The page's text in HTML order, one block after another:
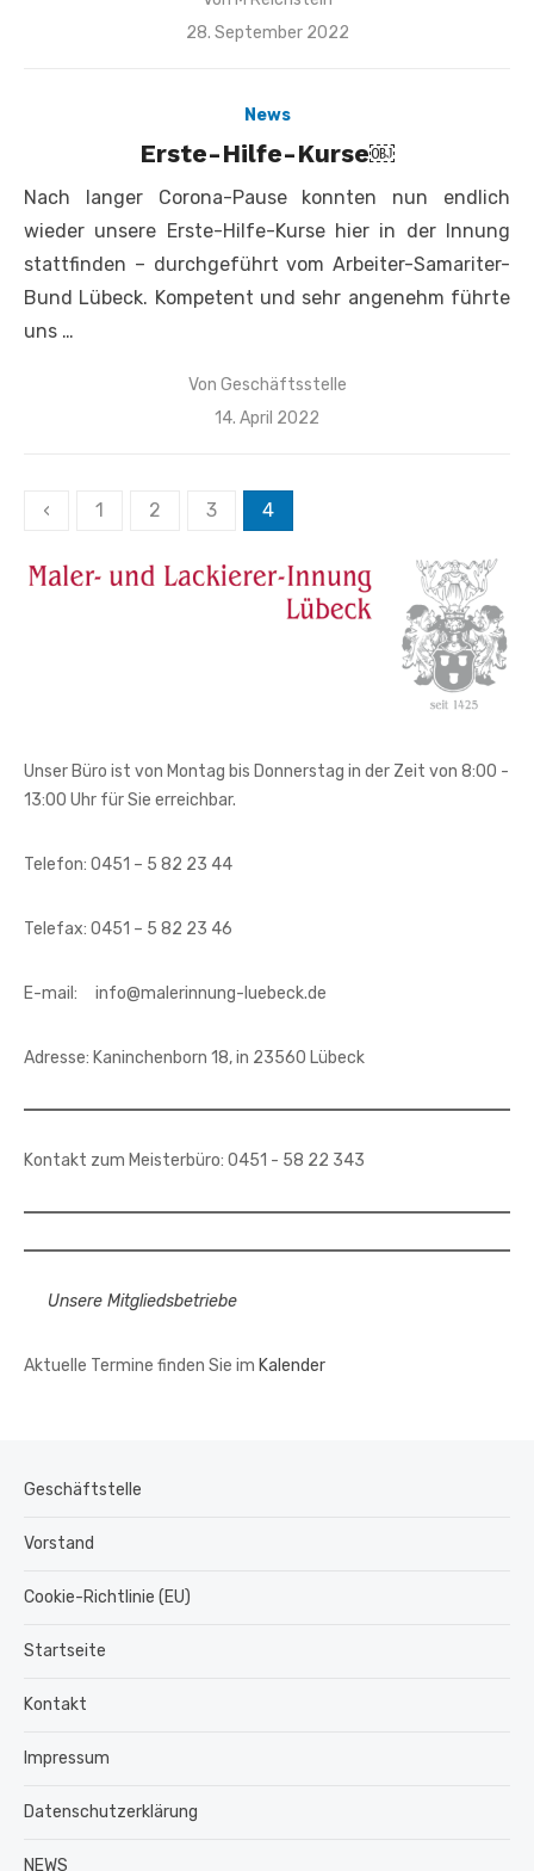
Veröffentlicht
28. September 2022
News
Erste-Hilfe-Kurse￼
Nach langer Corona-Pause konnten nun endlich
wieder unsere Erste-Hilfe-Kurse hier in der Innung
stattfinden – durchgeführt vom Arbeiter-Samariter-
Bund Lübeck. Kompetent und sehr angenehm führte
uns …
Von Geschäftsstelle
Veröffentlicht
14. April 2022
Seitennummerierung
Beiträge
‹ 1 2 3 4
Unser Büro ist von Montag bis Donnerstag in der Zeit von 8:00 -
13:00 Uhr für Sie erreichbar.
Telefon: 0451 – 5 82 23 44
Telefax: 0451 – 5 82 23 46
E-mail: info@malerinnung-luebeck.de
Adresse: Kaninchenborn 18, in 23560 Lübeck
Kontakt zum Meisterbüro: 0451 - 58 22 343
Unsere Mitgliedsbetriebe
Aktuelle Termine finden Sie im Kalender
Geschäftstelle
Vorstand
Cookie-Richtlinie (EU)
Startseite
Kontakt
Impressum
Datenschutzerklärung
NEWS